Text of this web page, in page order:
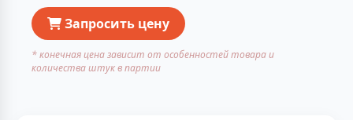
Запросить цену
* конечная цена зависит от особенностей товара и
количества штук в партии